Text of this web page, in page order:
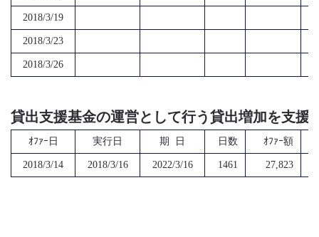
2018/3/19
2018/3/23
2018/3/26
貸出支援基金の運営として行う貸出増加を支援
ｵﾌｧｰ日 実行日 期 日 日数 ｵﾌｧｰ額
2018/3/14 2018/3/16 2022/3/16 1461 27,823